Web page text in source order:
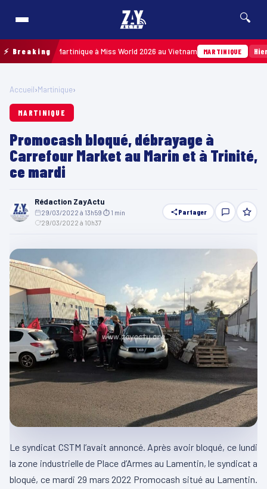
🔍
⚡ Breaking
la Martinique à Miss World 2026 au Vietnam MARTINIQUE Hier ·
Accueil›Martinique›
MARTINIQUE
Promocash bloqué, débrayage à
Carrefour Market au Marin et à Trinité,
ce mardi
Rédaction ZayActu
29/03/2022 à 13h59 ⏱ 1 min
29/03/2022 à 10h37
Partager
Le syndicat CSTM l’avait annoncé. Après avoir bloqué, ce lundi
la zone industrielle de Place d’Armes au Lamentin, le syndicat a
bloqué, ce mardi 29 mars 2022 Promocash situé au Lamentin.